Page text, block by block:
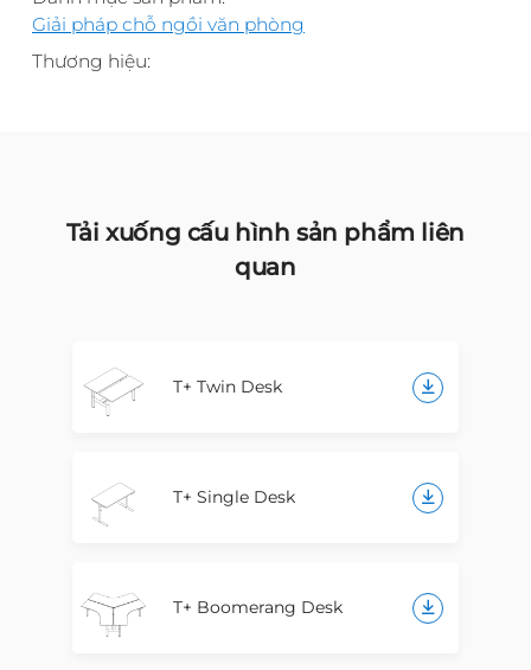
Giải pháp chỗ ngồi văn phòng
Thương hiệu:
Tải xuống cấu hình sản phẩm liên
quan
T+ Twin Desk
T+ Single Desk
T+ Boomerang Desk